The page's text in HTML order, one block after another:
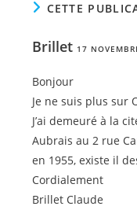
CETTE
Brillet 17
Bonjour
Je ne suis plus sur
J’ai demeuré à la
Aubrais au 2 rue
en 1955, existe il
Cordialement
Brillet Claude